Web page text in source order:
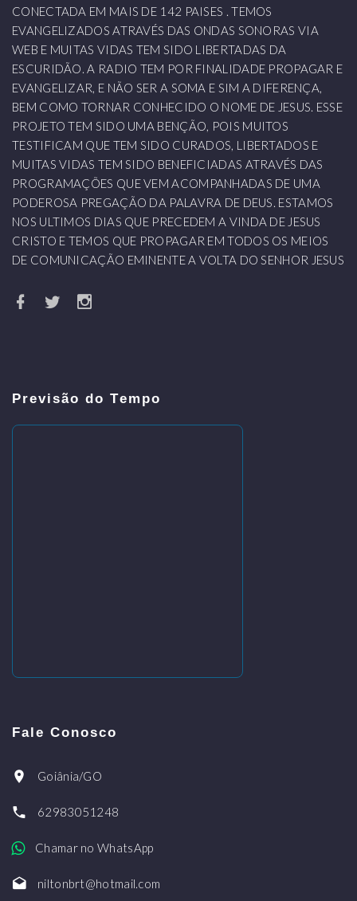
CONECTADA EM MAIS DE 142 PAISES . TEMOS
EVANGELIZADOS ATRAVÉS DAS ONDAS SONORAS VIA
WEB E MUITAS VIDAS TEM SIDO LIBERTADAS DA
ESCURIDÃO. A RADIO TEM POR FINALIDADE PROPAGAR E
EVANGELIZAR, E NÃO SER A SOMA E SIM A DIFERENÇA,
BEM COMO TORNAR CONHECIDO O NOME DE JESUS. ESSE
PROJETO TEM SIDO UMA BENÇÃO, POIS MUITOS
TESTIFICAM QUE TEM SIDO CURADOS, LIBERTADOS E
MUITAS VIDAS TEM SIDO BENEFICIADAS ATRAVÉS DAS
PROGRAMAÇÕES QUE VEM ACOMPANHADAS DE UMA
PODEROSA PREGAÇÃO DA PALAVRA DE DEUS. ESTAMOS
NOS ULTIMOS DIAS QUE PRECEDEM A VINDA DE JESUS
CRISTO E TEMOS QUE PROPAGAR EM TODOS OS MEIOS
DE COMUNICAÇÃO EMINENTE A VOLTA DO SENHOR JESUS
Previsão do Tempo
Fale Conosco
Goiânia/GO
62983051248
Chamar no WhatsApp
niltonbrt@hotmail.com